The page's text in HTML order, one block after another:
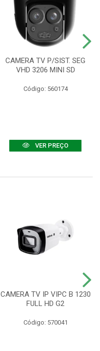
CAMERA TV P/SIST. SEG
VHD 3206 MINI SD
Código: 560174
VER PREÇO
CAMERA TV IP VIPC B 1230
FULL HD G2
Código: 570041